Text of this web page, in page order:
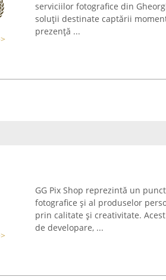
serviciilor fotografice din
soluții destinate captării
prezență ...
GG Pix Shop reprezintă un
fotografice și al produselor
prin calitate și creativitate.
de developare, ...